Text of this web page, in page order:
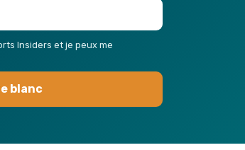
Insiders et je peux me
blanc